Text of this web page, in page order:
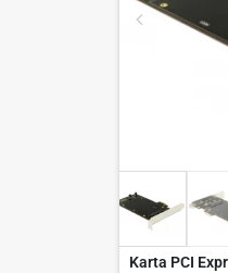
Karta PCI